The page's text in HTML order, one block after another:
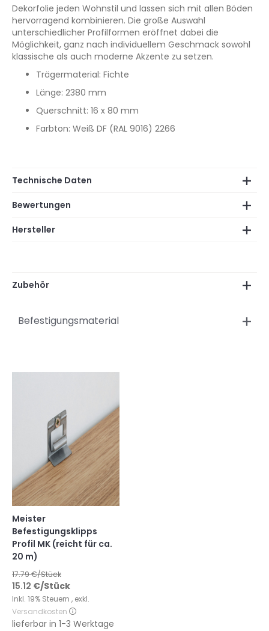
Dekorfolie jeden Wohnstil und lassen sich mit allen Böden
hervorragend kombinieren. Die große Auswahl
unterschiedlicher Profilformen eröffnet dabei die
Möglichkeit, ganz nach individuellem Geschmack sowohl
klassische als auch moderne Akzente zu setzen.
Trägermaterial: Fichte
Länge: 2380 mm
Querschnitt: 16 x 80 mm
Farbton: Weiß DF (RAL 9016) 2266
Technische Daten
Bewertungen
Hersteller
Zubehör
Befestigungsmaterial
Meister
Befestigungsklipps
Profil MK (reicht für ca.
20 m)
17.79€/Stück
15.12 €/Stück
Inkl. 19% Steuern , exkl.
Versandkosten
lieferbar in 1-3 Werktage